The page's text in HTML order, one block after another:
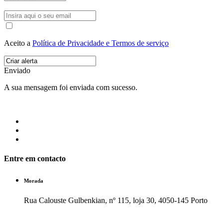
Aceito a Política de Privacidade e Termos de serviço
Enviado
A sua mensagem foi enviada com sucesso.
Entre em contacto
Morada
Rua Calouste Gulbenkian, nº 115, loja 30, 4050-145 Porto